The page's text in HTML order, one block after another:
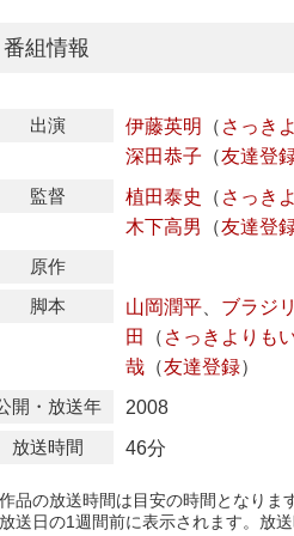
番組情報
出演 伊藤英明 （ さっき
深田恭子 （友達登
監督
植田泰史 （ さっき
木下高男
（友達登
原作
脚本
山岡潤平、 ブラジ
田
（ さっきよりも
哉（友達登録）
開・放送年
2008
放送時間
46分
品の放送時間は目安の時間となりま
送日の1週間前に表示されます。放